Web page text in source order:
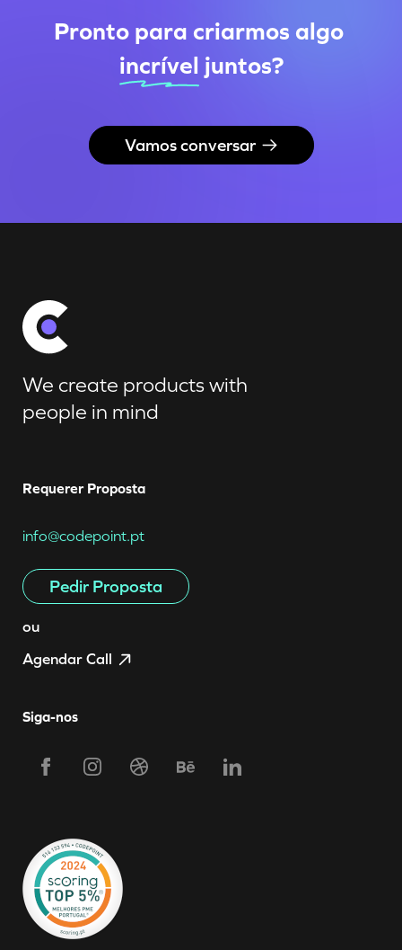
Pronto para criarmos algo
incrível juntos?
Vamos conversar
We create products with
people in mind
Requerer Proposta
info@codepoint.pt
Pedir Proposta
ou
Agendar Call
Siga-nos